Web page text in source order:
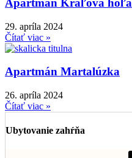
Apartmán Kráľova hoľa
29. apríla 2024
Čítať viac »
Apartmán Martalúzka
26. apríla 2024
Čítať viac »
Ubytovanie zahŕňa